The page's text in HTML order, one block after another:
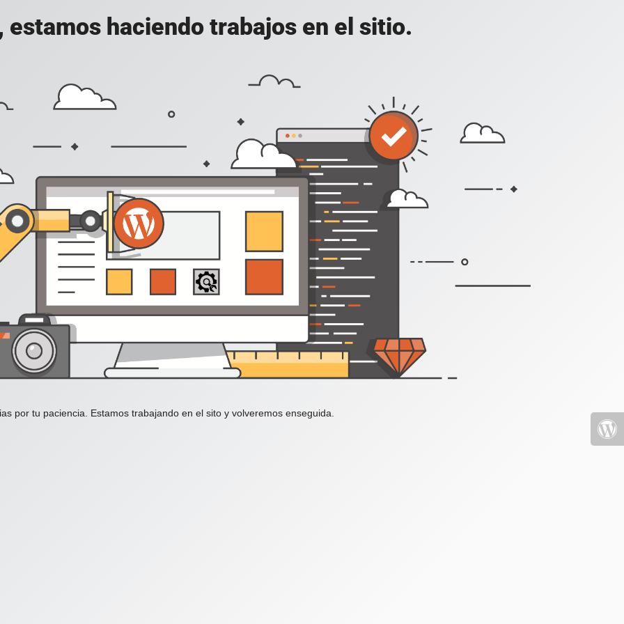
estamos haciendo trabajos en el sitio.
por tu paciencia. Estamos trabajando en el sito y volveremos enseguida.